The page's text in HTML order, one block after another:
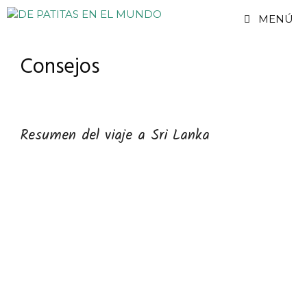
Saltar
MENÚ
Consejos
Resumen del viaje a Sri Lanka